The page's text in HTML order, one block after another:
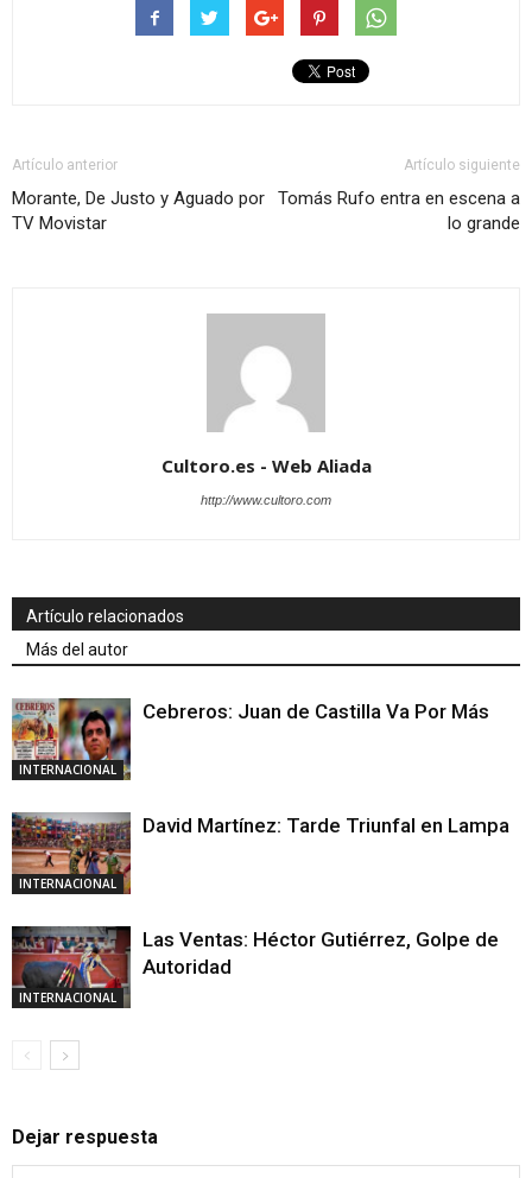
Artículo anterior
Morante, De Justo y Aguado por
TV Movistar
Artículo siguiente
Tomás Rufo entra en escena a
lo grande
Cultoro.es - Web Aliada
http://www.cultoro.com
Artículo relacionados
Más del autor
INTERNACIONAL
Cebreros: Juan de Castilla Va Por Más
INTERNACIONAL
David Martínez: Tarde Triunfal en Lampa
INTERNACIONAL
Las Ventas: Héctor Gutiérrez, Golpe de
Autoridad
Dejar respuesta